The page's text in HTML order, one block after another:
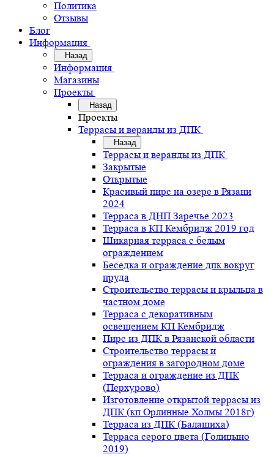
Политика
Отзывы
Блог
Информация
Назад
Информация
Магазины
Проекты
Назад
Проекты
Террасы и веранды из ДПК
Назад
Террасы и веранды из ДПК
Закрытые
Открытые
Красивый пирс на озере в Рязани
2024
Терраса в ДНП Заречье 2023
Терраса в КП Кембридж 2019 год
Шикарная терраса с белым
ограждением
Беседка и ограждение дпк вокруг
пруда
Строительство террасы и крыльца в
частном доме
Терраса с декоративным
освещением КП Кембридж
Пирс из ДПК в Рязанской области
Строительство террасы и
ограждения в загородном доме
Терраса и ограждение из ДПК
(Перхурово)
Изготовление открытой террасы из
ДПК (кп Орлинные Холмы 2018г)
Терраса из ДПК (Балашиха)
Терраса серого цвета (Голицыно
2019)